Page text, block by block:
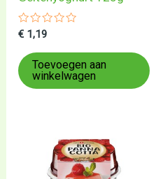
Gewaardeerd
uit
5
€ 1,19
Toevoegen aan
winkelwagen